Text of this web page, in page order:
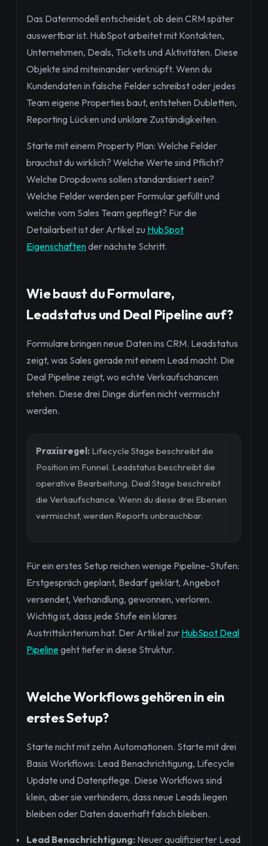
Das Datenmodell entscheidet, ob dein CRM später
auswertbar ist. HubSpot arbeitet mit Kontakten,
Unternehmen, Deals, Tickets und Aktivitäten. Diese
Objekte sind miteinander verknüpft. Wenn du
Kundendaten in falsche Felder schreibst oder jedes
Team eigene Properties baut, entstehen Dubletten,
Reporting Lücken und unklare Zuständigkeiten.
Starte mit einem Property Plan: Welche Felder
brauchst du wirklich? Welche Werte sind Pflicht?
Welche Dropdowns sollen standardisiert sein?
Welche Felder werden per Formular gefüllt und
welche vom Sales Team gepflegt? Für die
Detailarbeit ist der Artikel zu HubSpot
Eigenschaftender nächste Schritt.
Wie baust du Formulare,
Leadstatus und Deal Pipeline auf?
Formulare bringen neue Daten ins CRM. Leadstatus
zeigt, was Sales gerade mit einem Lead macht. Die
Deal Pipeline zeigt, wo echte Verkaufschancen
stehen. Diese drei Dinge dürfen nicht vermischt
werden.
Praxisregel: Lifecycle Stage beschreibt die
Position im Funnel. Leadstatus beschreibt die
operative Bearbeitung. Deal Stage beschreibt
die Verkaufschance. Wenn du diese drei Ebenen
vermischst, werden Reports unbrauchbar.
Für ein erstes Setup reichen wenige Pipeline-Stufen:
Erstgespräch geplant, Bedarf geklärt, Angebot
versendet, Verhandlung, gewonnen, verloren.
Wichtig ist, dass jede Stufe ein klares
Austrittskriterium hat. Der Artikel zur HubSpot Deal
Pipeline geht tiefer in diese Struktur.
Welche Workflows gehören in ein
erstes Setup?
Starte nicht mit zehn Automationen. Starte mit drei
Basis Workflows: Lead Benachrichtigung, Lifecycle
Update und Datenpflege. Diese Workflows sind
klein, aber sie verhindern, dass neue Leads liegen
bleiben oder Daten dauerhaft falsch bleiben.
Lead Benachrichtigung: Neuer qualifizierter Lead